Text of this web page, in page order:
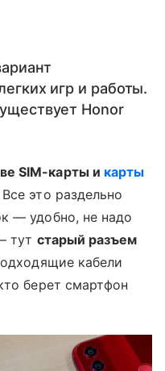
игр и работы.
Honor
SIM-карты и карты
это раздельно
— удобно, не надо
тут старый разъем
кабели
берет смартфон